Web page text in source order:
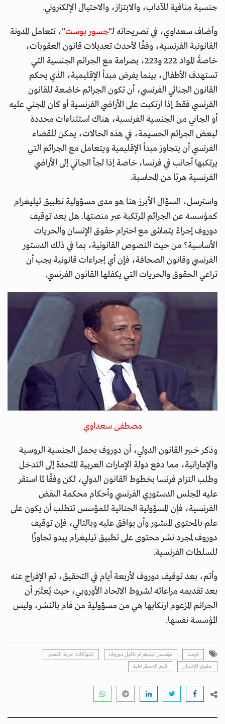
جنسية منافية للآداب، والابتزاز، والاحتيال الإلكتروني.
وأضاف سعداوي، في تصريحاته لـ"جسور بوست"، تتعامل المدونة
القانونية الفرنسية، وفقًا لأحدث تعديلات قانون العقوبات،
خاصةً المواد 222 و223، بصرامة مع الجرائم الجنسية التي
تستهدف الأطفال، بينما يفرض مبدأ الإقليمية، الذي يحكم
القانون الجنائي الفرنسي، أن تكون الجرائم خاضعة للقانون
الفرنسي فقط إذا ارتكبت على الأراضي الفرنسية أو كان المجني عليه
أو الجاني من الجنسية الفرنسية، هناك استثناءات محددة
لبعض الجرائم الجسيمة، في هذه الحالات، يمكن للقضاء
الفرنسي أن يتجاوز مبدأ الإقليمية ويتعامل مع الجرائم التي
يرتكبها أجانب في فرنسا، خاصة إذا لجأ الجاني إلى الأراضي
الفرنسية هربًا من المحاسبة.
واسترسل، السؤال الأبرز هنا هو مدى مسؤولية تطبيق تيليغرام
كمؤسسة عن الجرائم المرتكبة عبر منصتها. هل يعد توقيف
دوروف إجراءً يتماشى مع احترام حقوق الإنسان والحريات
الأساسية؟ من حيث النصوص القانونية، بما في ذلك الدستور
الفرنسي وقانون الصحافة، فإن أي إجراءات قانونية يجب أن
تراعي الحقوق والحريات التي يكفلها القانون الفرنسي.
مصطفى سعداوي
وذكر خبير القانون الدولي، أن دوروف يحمل الجنسية الروسية
والإماراتية، مما دفع دولة الإمارات العربية المتحدة إلى التدخل
وطلب التزام فرنسا بخطوط القانون الدولي، لكن وفقًا لما استقر
عليه المجلس الدستوري الفرنسي وأحكام محكمة النقض
الفرنسية، فإن المسؤولية الجنائية للمؤسس تتطلب أن يكون على
علم بالمحتوى المنشور وأن يوافق عليه وبالتالي، فإن توقيف
دوروف لمجرد نشر محتوى على تطبيق تيليغرام يبدو تجاوزًا
للسلطات الفرنسية.
وأتم، بعد توقيف دوروف لأربعة أيام في التحقيق، تم الإفراج عنه
بعد تقديمه مراعاته لشروط الاتحاد الأوروبي، حيث يُعتَبَر أن
الجرائم المزعوم ارتكابها هي من مسؤولية من قام بالنشر، وليس
المؤسسة نفسها.
فرنسا مؤسس تيليغرام بافيل دوروف
انتهاكات حرية التعبير
حقوق الإنسان
قيم الديمقراطية